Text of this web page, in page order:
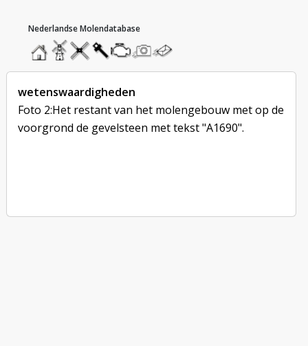
homemolendatabase
roedendatabase
assendatabase
motorendatabase
stuur
een
foto
stuur
een
bericht
wetenswaardigheden
Foto 2:Het restant van het molengebouw met op de
voorgrond de gevelsteen met tekst "A1690".